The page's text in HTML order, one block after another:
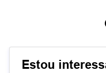
Estou